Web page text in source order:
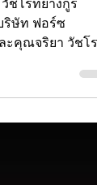
า สาย5
ชโรทยางกูร
ษัท ฟอร์ซ